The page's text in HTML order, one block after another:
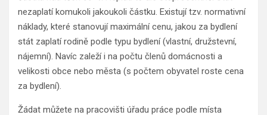
nezaplatí komukoli jakoukoli částku. Existují tzv. normativní
náklady, které stanovují maximální cenu, jakou za bydlení
stát zaplatí rodině podle typu bydlení (vlastní, družstevní,
nájemní). Navíc zaleží i na počtu členů domácnosti a
velikosti obce nebo města (s počtem obyvatel roste cena
za bydlení).
Žádat můžete na pracovišti úřadu práce podle místa